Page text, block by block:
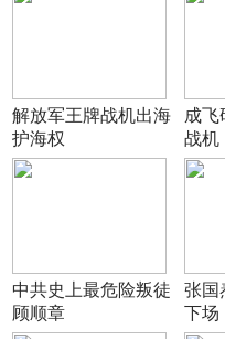
解放军王牌战机出海
护海权
成飞
战机
中共史上最危险叛徒
顾顺章
张国
下场